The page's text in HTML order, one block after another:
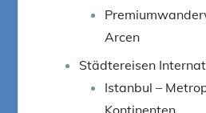
Arcen
Städtereisen
Istanbul –
Kontinenten